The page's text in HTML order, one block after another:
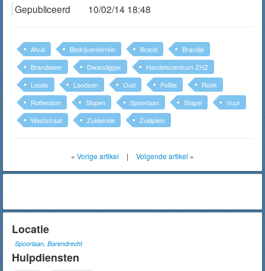
Gepubliceerd
10/02/14 18:48
Afval Bedrijventerrein Brand
Brandje
Brandweer
Dwarsligger
Handelscentrum ZHZ
Loods
Loodsen Oud Politie
Rook
Rotterdam
Slopen Spoorlaan Stapel
Vuur
Weststraat
Zuideinde Zuidplein
« Vorige artikel | Volgende artikel »
Locatie
Spoorlaan, Barendrecht
Hulpdiensten